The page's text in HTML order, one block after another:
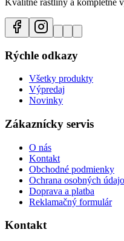
Rýchle odkazy
Všetky produkty
Výpredaj
Novinky
Zákaznícky servis
O nás
Kontakt
Obchodné podmienky
Ochrana osobných
Doprava a platba
Reklamačný formulár
Kontakt